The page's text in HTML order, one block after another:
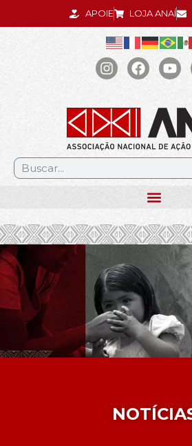
APOIE LOJA ANAÍ
.